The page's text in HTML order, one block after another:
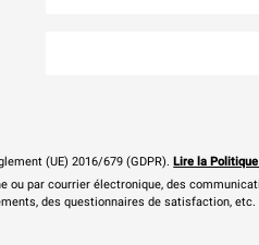
(UE) 2016/679 (GDPR). Lire la
ou par courrier électronique, des
des questionnaires de satisfaction, etc.